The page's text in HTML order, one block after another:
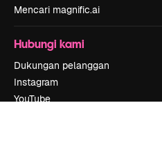
Mencari magnific.ai
Hubungi kami
Dukungan pelanggan
Instagram
YouTube